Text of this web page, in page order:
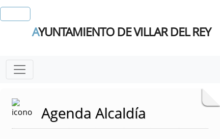
AYUNTAMIENTO DE VILLAR DEL REY
Agenda Alcaldía